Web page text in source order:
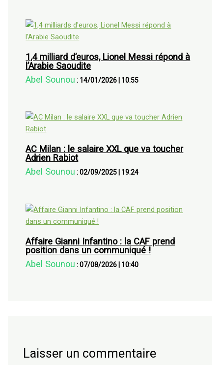
1,4 milliard d’euros, Lionel Messi répond à
l’Arabie Saoudite
Abel Sounou : 14/01/2026 10:55
AC Milan : le salaire XXL que va toucher
Adrien Rabiot
Abel Sounou :02/09/2025 19:24
Affaire Gianni Infantino : la CAF prend
position dans un communiqué !
Abel Sounou :07/08/2026 10:40
Laisser un commentaire